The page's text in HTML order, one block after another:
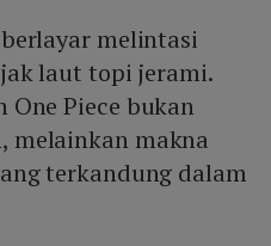
melintasi
laut topi jerami.
One Piece bukan
melainkan makna
terkandung dalam